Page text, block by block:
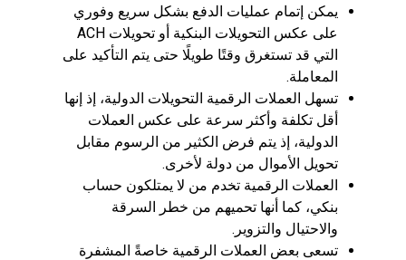
يمكن إتمام عمليات الدفع بشكل سريع وفوري
على عكس التحويلات البنكية أو تحويلات ACH
التي قد تستغرق وقتًا طويلًا حتى يتم التأكيد على
المعاملة.
تسهل العملات الرقمية التحويلات الدولية، إذ إنها
أقل تكلفة وأكثر سرعة على عكس العملات
الدولية، إذ يتم فرض الكثير من الرسوم مقابل
تحويل الأموال من دولة لأخرى.
العملات الرقمية تخدم من لا يمتلكون حساب
بنكي، كما أنها تحميهم من خطر السرقة
والاحتيال والتزوير.
تسعى بعض العملات الرقمية خاصةً المشفرة